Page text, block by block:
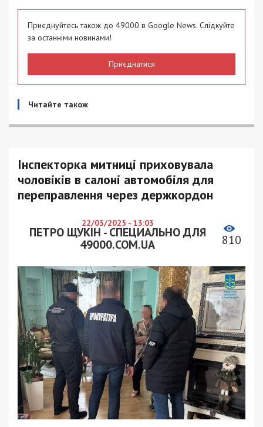
Приєднуйтесь також до 49000 в Google News. Слідкуйте
за останніми новинами!
Приєднатися
Читайте також
Інспекторка митниці приховувала
чоловіків в салоні автомобіля для
переправлення через держкордон
22/03/2025 - 13:03
ПЕТРО ЩУКІН - СПЕЦИАЛЬНО ДЛЯ
49000.COM.UA
810